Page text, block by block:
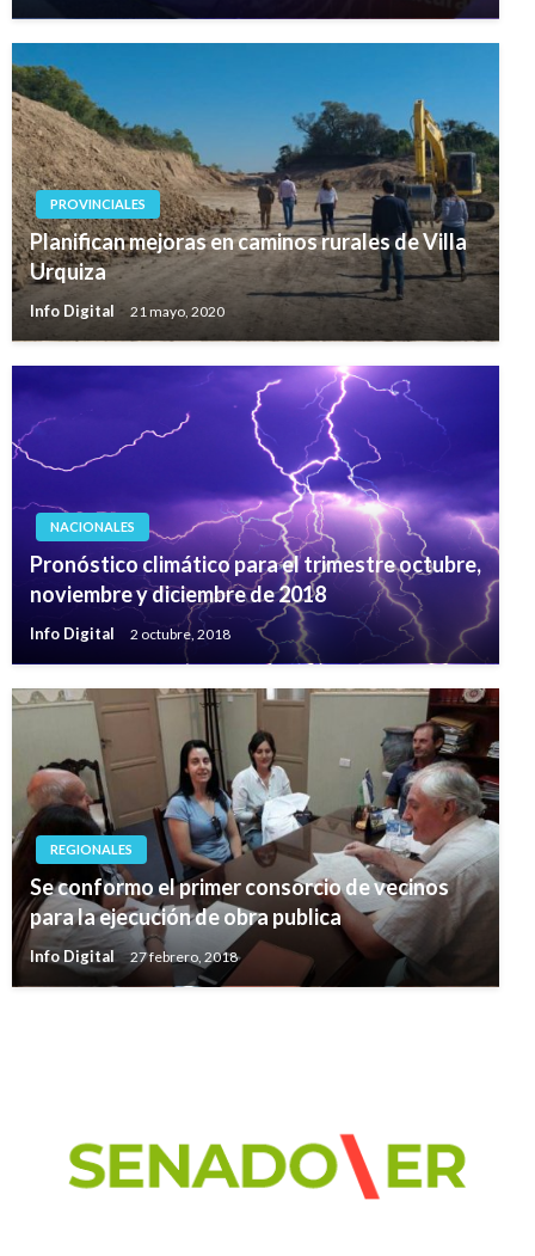
PROVINCIALES
Planifican mejoras en caminos rurales de Villa
Urquiza
Info Digital 21 mayo, 2020
NACIONALES
Pronóstico climático para el trimestre octubre,
noviembre y diciembre de 2018
Info Digital 2 octubre, 2018
REGIONALES
Se conformo el primer consorcio de vecinos
para la ejecución de obra publica
Info Digital 27 febrero, 2018